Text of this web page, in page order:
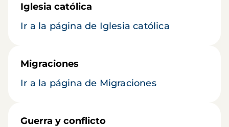
Iglesia católica
Ir a la página de Iglesia católica
Migraciones
Ir a la página de Migraciones
Guerra y conflicto